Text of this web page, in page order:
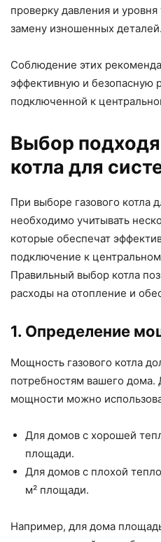
проверку давления и
замену изношенных деталей.
Соблюдение этих
эффективную и безопасную
подключенной к
Выбор
котла для
При выборе газового котла
необходимо учитывать
которые обеспечат
подключение к
Правильный выбор котла
расходы на отопление и
1. Определение
Мощность газового котла
потребностям вашего
мощности можно
Для домов с хорошей
площади.
Для домов с плохой
м² площади.
Например, для дома